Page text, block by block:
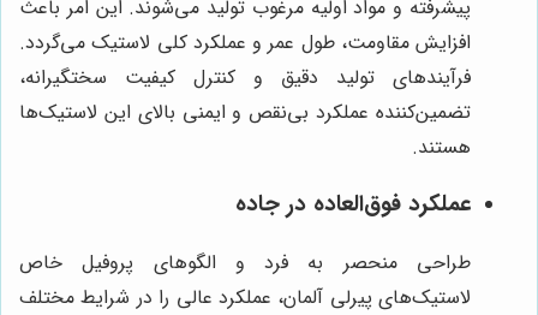
پیشرفته و مواد اولیه مرغوب تولید می‌شوند. این امر باعث
افزایش مقاومت، طول عمر و عملکرد کلی لاستیک می‌گردد.
فرآیندهای تولید دقیق و کنترل کیفیت سختگیرانه،
تضمین‌کننده عملکرد بی‌نقص و ایمنی بالای این لاستیک‌ها
هستند.
عملکرد فوق‌العاده در جاده
طراحی منحصر به فرد و الگوهای پروفیل خاص
لاستیک‌های پیرلی آلمان، عملکرد عالی را در شرایط مختلف